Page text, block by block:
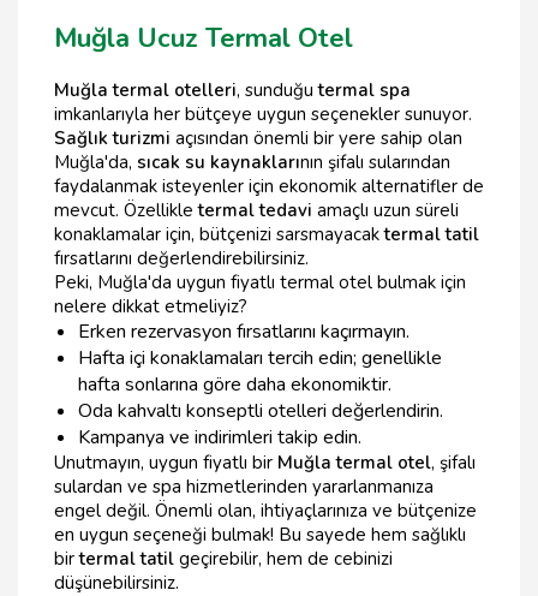
Muğla Ucuz Termal Otel
Muğla termal otelleri, sunduğutermal spa
imkanlarıyla her bütçeye uygun seçenekler sunuyor.
Sağlık turizmi açısından önemli bir yere sahip olan
Muğla'da, sıcak su kaynaklarının şifalı sularından
faydalanmak isteyenler için ekonomik alternatifler de
mevcut. Özellikletermal tedavi amaçlı uzun süreli
konaklamalar için, bütçenizi sarsmayacaktermal tatil
fırsatlarını değerlendirebilirsiniz.
Peki, Muğla'da uygun fiyatlı termal otel bulmak için
nelere dikkat etmeliyiz?
Erken rezervasyon fırsatlarını kaçırmayın.
Hafta içi konaklamaları tercih edin; genellikle
hafta sonlarına göre daha ekonomiktir.
Oda kahvaltı konseptli otelleri değerlendirin.
Kampanya ve indirimleri takip edin.
Unutmayın, uygun fiyatlı bir Muğla termal otel, şifalı
sulardan ve spa hizmetlerinden yararlanmanıza
engel değil. Önemli olan, ihtiyaçlarınıza ve bütçenize
en uygun seçeneği bulmak! Bu sayede hem sağlıklı
birtermal tatil geçirebilir, hem de cebinizi
düşünebilirsiniz.